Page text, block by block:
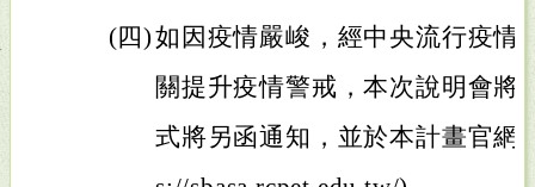
(四)如因疫情嚴峻，經中央流行疫情
關提升疫情警戒，本次說明會將
式將另函通知，並於本計畫官網